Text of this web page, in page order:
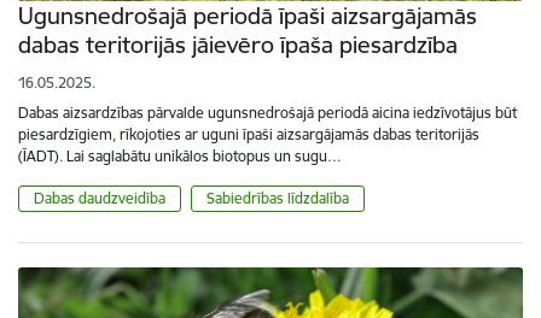
Ugunsnedrošajā periodā īpaši aizsargājamās
dabas teritorijās jāievēro īpaša piesardzība
16.05.2025.
Dabas aizsardzības pārvalde ugunsnedrošajā periodā aicina iedzīvotājus būt
piesardzīgiem, rīkojoties ar uguni īpaši aizsargājamās dabas teritorijās
(ĪADT). Lai saglabātu unikālos biotopus un sugu…
Dabas daudzveidība Sabiedrības līdzdalība